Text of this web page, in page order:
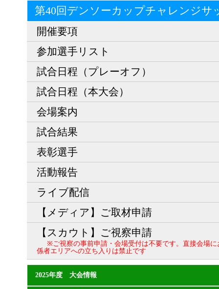
第40回デンソーカップチャレンジサ
開催要項
参加選手リスト
試合日程（プレーオフ）
試合日程（本大会）
会場案内
試合結果
表彰選手
活動報告
ライブ配信
【メディア】ご取材申請
【スカウト】ご視察申請
※ご視察の事前申請・会場受付は不要です。直接会場
係者エリアへの立ち入りは禁止です
2025年度 大会情報